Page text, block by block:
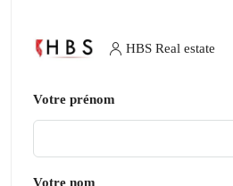
HBS Real estate
Votre prénom
Votre nom